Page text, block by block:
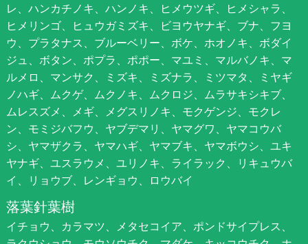
レ、ハンカチノキ、ハンノキ、ヒメウツギ、ヒメシャラ、
ヒメリンゴ、ヒュウガミズキ、ビヨウヤナギ、ブナ、フヨ
ウ、プラタナス、ブルーベリー、ボケ、ホオノキ、ボダイ
ジュ、ボタン、ポプラ、ポポー、マユミ、マルバノキ、マ
ルメロ、マンサク、ミズキ、ミズナラ、ミツマタ、ミヤギ
ノハギ、ムクゲ、ムクノキ、ムクロジ、ムラサキシキブ、
ムレスズメ、メギ、メグスリノキ、モクゲンジ、モクレ
ン、モミジバフウ、ヤブデマリ、ヤマグワ、ヤマコウバ
シ、ヤマザクラ、ヤマハギ、ヤマブキ、ヤマボウシ、ユキ
ヤナギ、ユスラウメ、ユリノキ、ライラック、リキュウバ
イ、リョウブ、レンギョウ、ロウバイ
落葉針葉樹
イチョウ、カラマツ、メタセコイア、ポンドサイプレス、